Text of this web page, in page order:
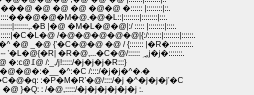
�@ �@ �@ �@�@ �:::::: |::::::::|::.
|�@ �M�L�@�@|:/ ::::: |::::::::|::::.
/�@�@�@�@�@|{:/:::::::|::::::::|::::::.
�@ _�@ {'�C�@�@ �@ / {::::::: |�R�:::::::::::.
�@�@�@�@�@�@�@�@�@|:�^::|-- '�L�@{�R| �R�@,...�C�@/:::::: ؃j�j�:::::::.
�@ �@ �@ �@ �@ �@ /�j:::|�j|�@�@ �:с@߁@ /:_,/j!:::::/�j�j�j�R:::}
�@�@ �@ �@ �@ �@ ,�j��{�j{�@�@�@�:�__�^:�C /::::/�j�j�^�܁�
:�P�M�R'�@/::::/�j �^�j�j�j'�C
}�Q: : /�@,:::::/�j�j�j�j�j�j :.